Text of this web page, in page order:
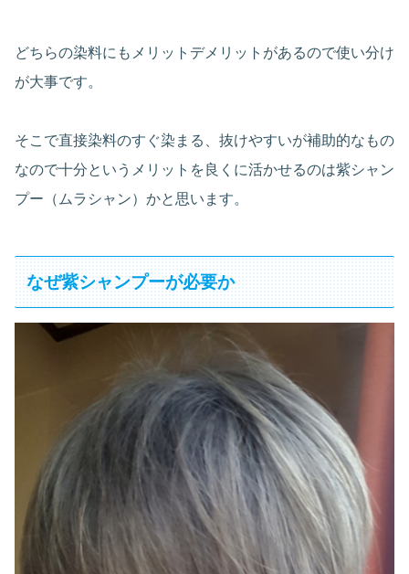
どちらの染料にもメリットデメリットがあるので使い分け
が大事です。
そこで直接染料のすぐ染まる、抜けやすいが補助的なもの
なので十分というメリットを良くに活かせるのは紫シャン
プー（ムラシャン）かと思います。
なぜ紫シャンプーが必要か